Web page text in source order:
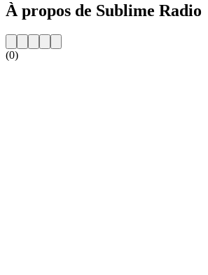
À propos de Sublime Radio
(0)